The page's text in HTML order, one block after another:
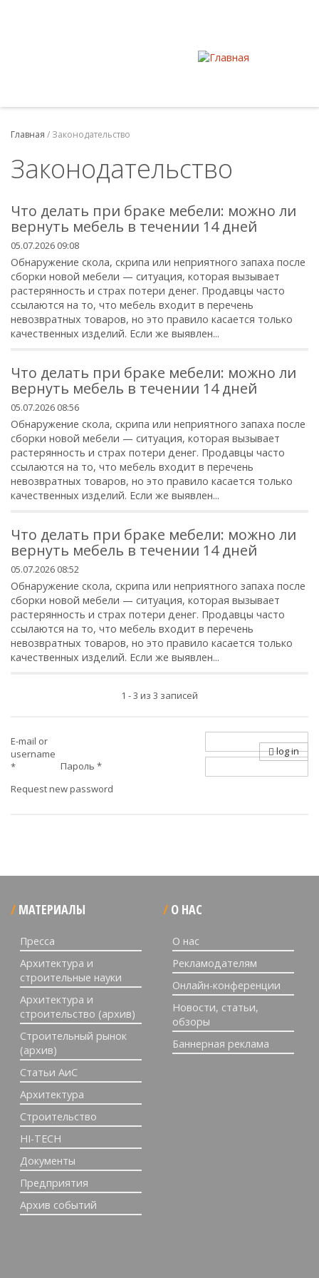
Главная / Законодательство
Законодательство
Что делать при браке мебели: можно ли
вернуть мебель в течении 14 дней
05.07.2026 09:08
Обнаружение скола, скрипа или неприятного запаха после
сборки новой мебели — ситуация, которая вызывает
растерянность и страх потери денег. Продавцы часто
ссылаются на то, что мебель входит в перечень
невозвратных товаров, но это правило касается только
качественных изделий. Если же выявлен...
Что делать при браке мебели: можно ли
вернуть мебель в течении 14 дней
05.07.2026 08:56
Обнаружение скола, скрипа или неприятного запаха после
сборки новой мебели — ситуация, которая вызывает
растерянность и страх потери денег. Продавцы часто
ссылаются на то, что мебель входит в перечень
невозвратных товаров, но это правило касается только
качественных изделий. Если же выявлен...
Что делать при браке мебели: можно ли
вернуть мебель в течении 14 дней
05.07.2026 08:52
Обнаружение скола, скрипа или неприятного запаха после
сборки новой мебели — ситуация, которая вызывает
растерянность и страх потери денег. Продавцы часто
ссылаются на то, что мебель входит в перечень
невозвратных товаров, но это правило касается только
качественных изделий. Если же выявлен...
1 - 3 из 3 записей
E-mail or
username
*
Пароль *
Request new password
log in
МАТЕРИАЛЫ
Пресса
Архитектура и
строительные науки
Архитектура и
строительство (архив)
Строительный рынок
(архив)
Статьи АиС
Архитектура
Строительство
HI-TECH
Документы
Предприятия
Архив событий
О НАС
О нас
Рекламодателям
Онлайн-конференции
Новости, статьи,
обзоры
Баннерная реклама